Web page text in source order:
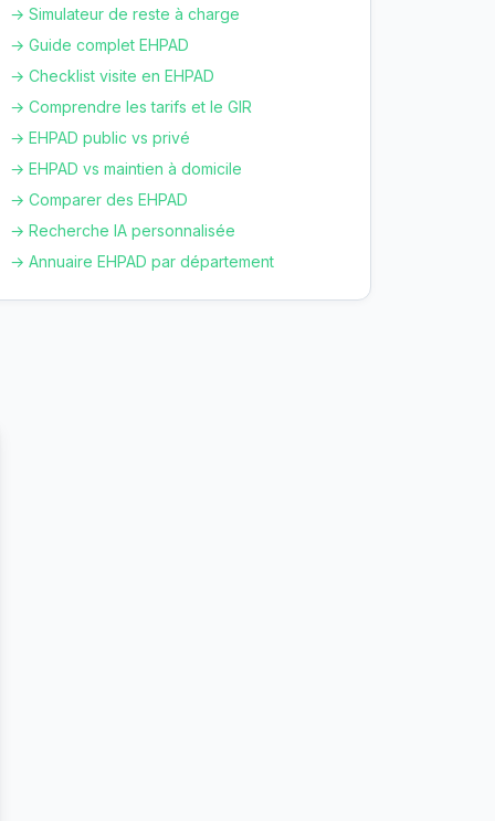
→ Simulateur de reste à charge
→ Guide complet EHPAD
→ Checklist visite en EHPAD
→ Comprendre les tarifs et le GIR
→ EHPAD public vs privé
→ EHPAD vs maintien à domicile
→ Comparer des EHPAD
→ Recherche IA personnalisée
→ Annuaire EHPAD par département